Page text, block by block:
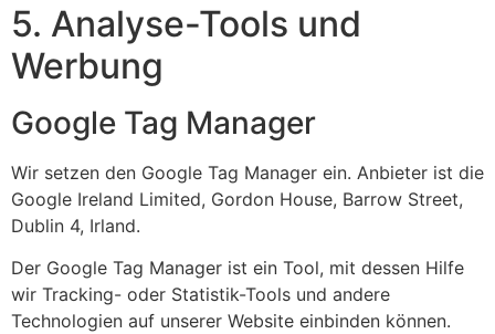
5. Analyse-Tools und
Werbung
Google Tag Manager
Wir setzen den Google Tag Manager ein. Anbieter ist die
Google Ireland Limited, Gordon House, Barrow Street,
Dublin 4, Irland.
Der Google Tag Manager ist ein Tool, mit dessen Hilfe
wir Tracking- oder Statistik-Tools und andere
Technologien auf unserer Website einbinden können.